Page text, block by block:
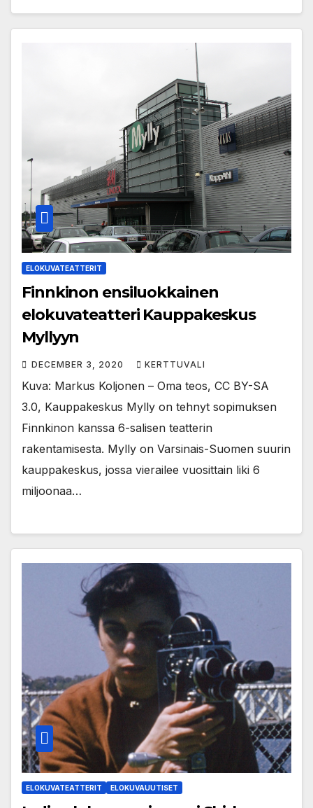
ELOKUVATEATTERIT
Finnkinon ensiluokkainen
elokuvateatteri Kauppakeskus
Myllyyn
DECEMBER 3, 2020 KERTTUVALI
Kuva: Markus Koljonen – Oma teos, CC BY-SA
3.0, Kauppakeskus Mylly on tehnyt sopimuksen
Finnkinon kanssa 6-salisen teatterin
rakentamisesta. Mylly on Varsinais-Suomen suurin
kauppakeskus, jossa vierailee vuosittain liki 6
miljoonaa…
ELOKUVATEATTERIT ELOKUVAUUTISET